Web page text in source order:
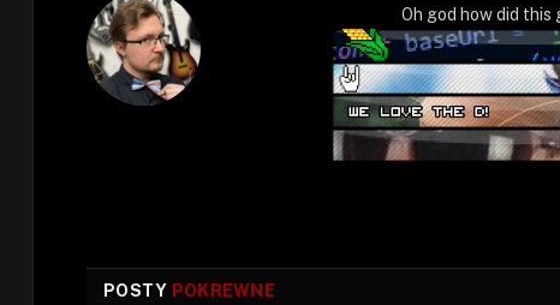
Oh god how did this
POSTY POKREWNE